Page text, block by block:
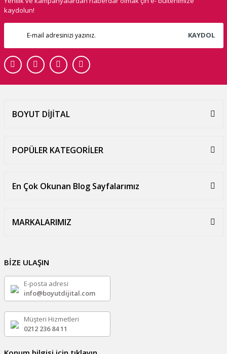
kaydolun!
KAYDOL
BOYUT DİJİTAL
POPÜLER KATEGORİLER
En Çok Okunan Blog Sayfalarımız
MARKALARIMIZ
BİZE ULAŞIN
E-posta adresi
info@boyutdijital.com
Müşteri Hizmetleri
0212 236 84 11